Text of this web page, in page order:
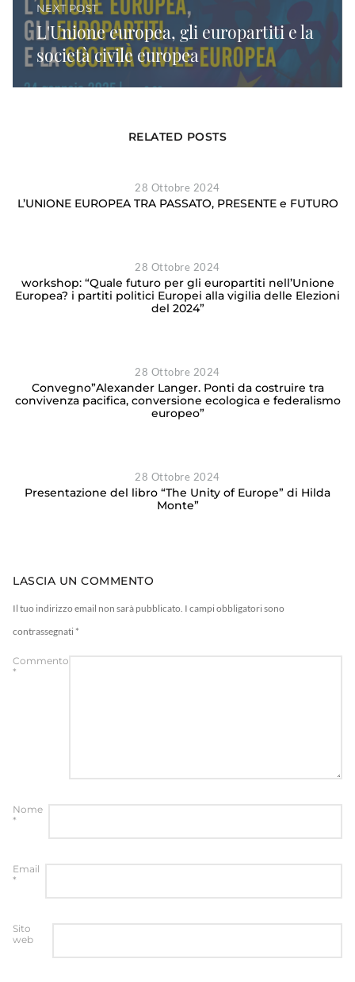
NEXT POST
L'Unione europea, gli europartiti e la
società civile europea
RELATED POSTS
28 Ottobre 2024
L’UNIONE EUROPEA TRA PASSATO, PRESENTE e FUTURO
28 Ottobre 2024
workshop: “Quale futuro per gli europartiti nell’Unione
Europea? i partiti politici Europei alla vigilia delle Elezioni
del 2024”
28 Ottobre 2024
Convegno”Alexander Langer. Ponti da costruire tra
convivenza pacifica, conversione ecologica e federalismo
europeo”
28 Ottobre 2024
Presentazione del libro “The Unity of Europe” di Hilda
Monte”
LASCIA UN COMMENTO
Il tuo indirizzo email non sarà pubblicato. I campi obbligatori sono
contrassegnati *
Commento
*
Nome
*
Email
*
Sito
web